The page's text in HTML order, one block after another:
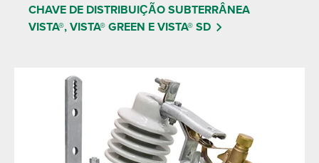
CHAVE DE DISTRIBUIÇÃO SUBTERRÂNEA
VISTA®, VISTA® GREEN E VISTA® SD